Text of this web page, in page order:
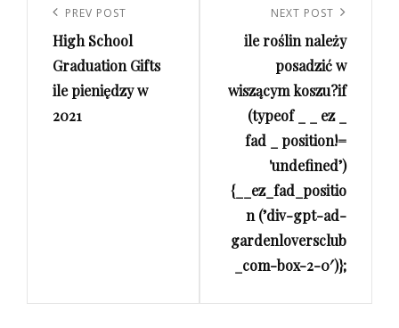
wpisu
Previous
Post
PREV POST
High School
Graduation Gifts
ile pieniędzy w
2021
Post
NEXT POST
ile roślin należy
posadzić w
wiszącym koszu?if
(typeof _ _ ez _
fad _ position!=
'undefined’)
{__ez_fad_positio
n (’div-gpt-ad-
gardenloversclub
_com-box-2-0′)};